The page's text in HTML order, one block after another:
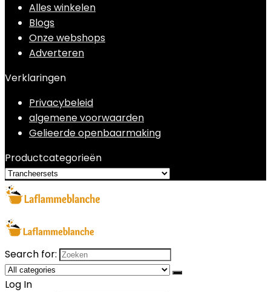
Alles winkelen
Blogs
Onze webshops
Adverteren
Verklaringen
Privacybeleid
algemene voorwaarden
Gelieerde openbaarmaking
Productcategorieën
Search for:
Log In